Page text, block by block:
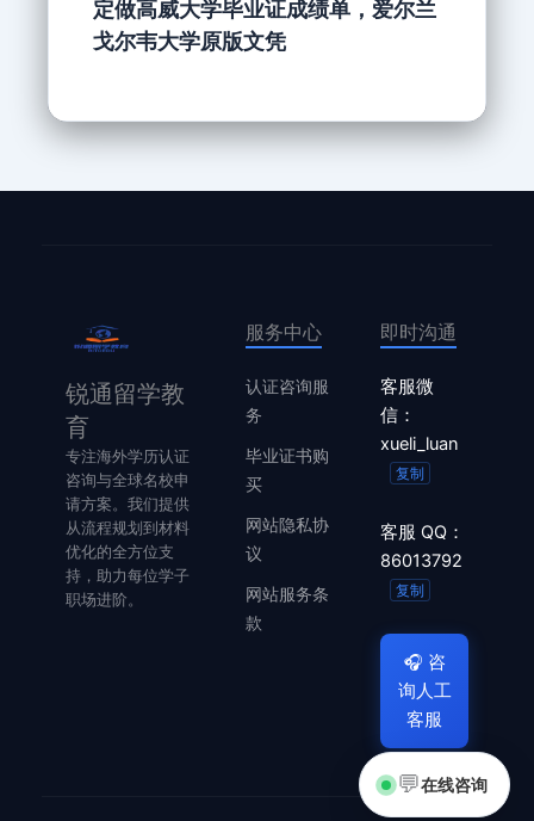
定做高威大学毕业证成绩单，爱尔兰
戈尔韦大学原版文凭
锐通留学教
育
专注海外学历认证
咨询与全球名校申
请方案。我们提供
从流程规划到材料
优化的全方位支
持，助力每位学子
职场进阶。
服务中心
认证咨询服
务
毕业证书购
买
网站隐私协
议
网站服务条
款
即时沟通
客服微
信：
xueli_luan
复制
客服 QQ：
86013792
复制
🎧 咨
询人工
客服
💬在线咨询